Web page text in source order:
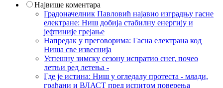
Највише коментара
Градоначелник Павловић најавио изградњу гасне
електране: Ниш добија стабилну енергију и
јефтиније грејање
Напредак у преговорима: Гасна електрана код
Ниша све извеснија
Успешну зимску сезону испратио снег, почео
летњи ред летења -
Где је истина: Ниш у огледалу протеста - млади,
грађани и ВЛАСТ пред испитом поверења